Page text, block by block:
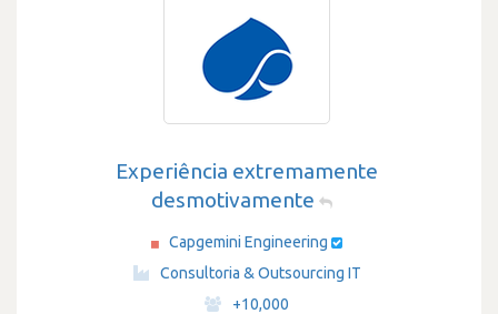
Experiência extremamente
desmotivamente
Capgemini Engineering
·
Consultoria & Outsourcing IT
·
+10,000